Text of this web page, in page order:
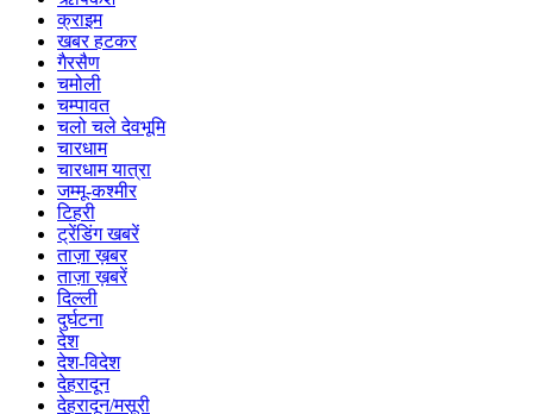
क्राइम
खबर हटकर
गैरसैण
चमोली
चम्पावत
चलो चले देवभूमि
चारधाम
चारधाम यात्रा
जम्मू-कश्मीर
टिहरी
ट्रेंडिंग खबरें
ताज़ा ख़बर
ताज़ा ख़बरें
दिल्ली
दुर्घटना
देश
देश-विदेश
देहरादून
देहरादून/मसूरी